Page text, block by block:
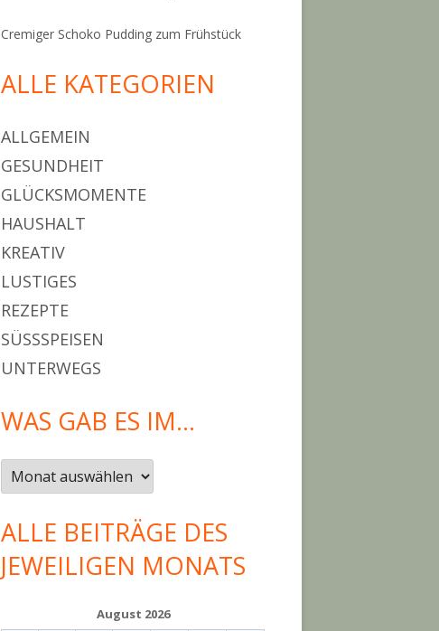
Cremiger Schoko Pudding zum Frühstück
ALLE KATEGORIEN
ALLGEMEIN
GESUNDHEIT
GLÜCKSMOMENTE
HAUSHALT
KREATIV
LUSTIGES
REZEPTE
SÜSSSPEISEN
UNTERWEGS
WAS GAB ES IM…
Was
gab
es
im…
ALLE BEITRÄGE DES
JEWEILIGEN MONATS
August 2026